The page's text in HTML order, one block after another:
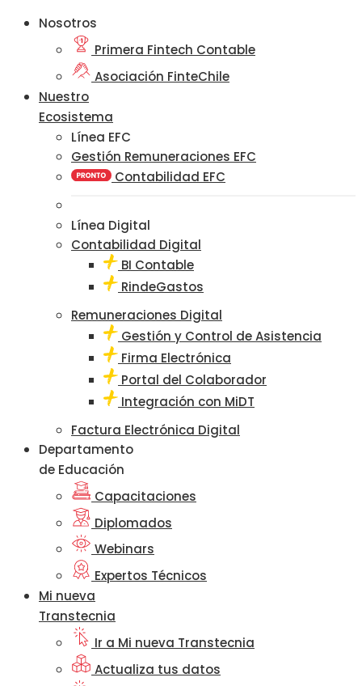
Nosotros
Primera Fintech Contable
Asociación FinteChile
Nuestro
Ecosistema
Línea EFC
Gestión Remuneraciones EFC
Contabilidad EFC
Línea Digital
Contabilidad Digital
BI Contable
RindeGastos
Remuneraciones Digital
Gestión y Control de Asistencia
Firma Electrónica
Portal del Colaborador
Integración con MiDT
Factura Electrónica Digital
Departamento
de Educación
Capacitaciones
Diplomados
Webinars
Expertos Técnicos
Mi nueva
Transtecnia
Ir a Mi nueva Transtecnia
Actualiza tus datos